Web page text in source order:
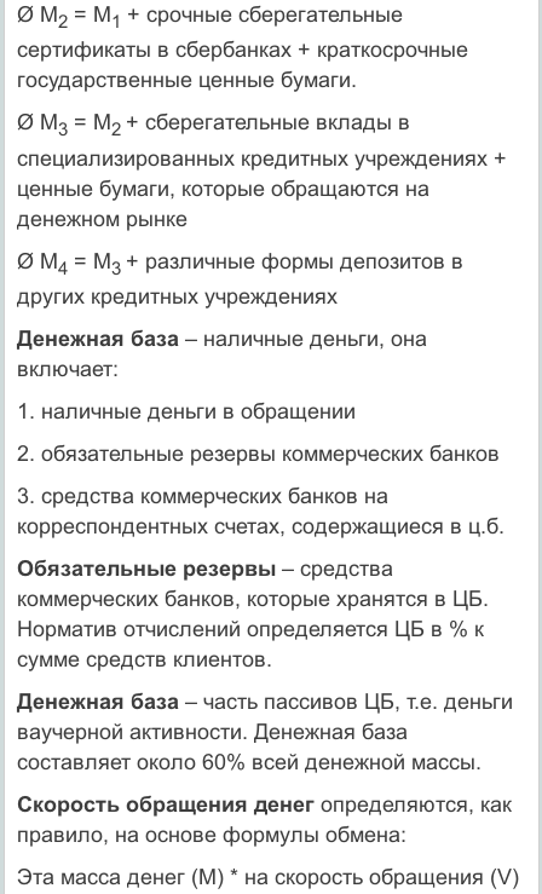
Ø М2= М1 + срочные сберегательные
сертификаты в сбербанках + краткосрочные
государственные ценные бумаги.
Ø М3 = М2 + сберегательные вклады в
специализированных кредитных учреждениях +
ценные бумаги, которые обращаются на
денежном рынке
Ø М4 = М3 + различные формы депозитов в
других кредитных учреждениях
Денежная база– наличные деньги, она
включает:
1. наличные деньги в обращении
2. обязательные резервы коммерческих банков
3. средства коммерческих банков на
корреспондентных счетах, содержащиеся в ц.б.
Обязательные резервы– средства
коммерческих банков, которые хранятся в ЦБ.
Норматив отчислений определяется ЦБ в % к
сумме средств клиентов.
Денежная база– часть пассивов ЦБ, т.е. деньги
ваучерной активности. Денежная база
составляет около 60% всей денежной массы.
Скорость обращения денегопределяются, как
правило, на основе формулы обмена:
Эта масса денег (М) * на скорость обращения (V)